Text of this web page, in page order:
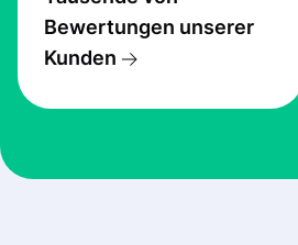
Bewertungen unserer
Kunden